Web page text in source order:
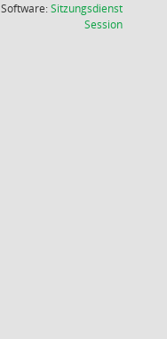
Software:Sitzungsdienst
Session(Wird in